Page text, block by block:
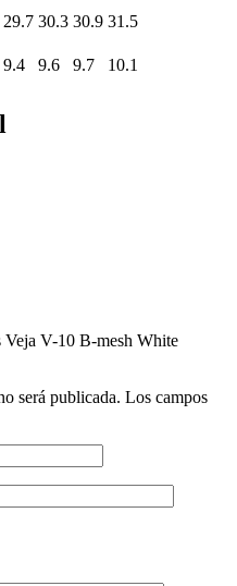
29.7 30.3 30.9 31.5
9.4 9.6 9.7 10.1
Veja V-10 B-mesh White
será publicada. Los campos